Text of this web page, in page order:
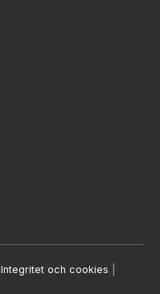
Integritet och cookies